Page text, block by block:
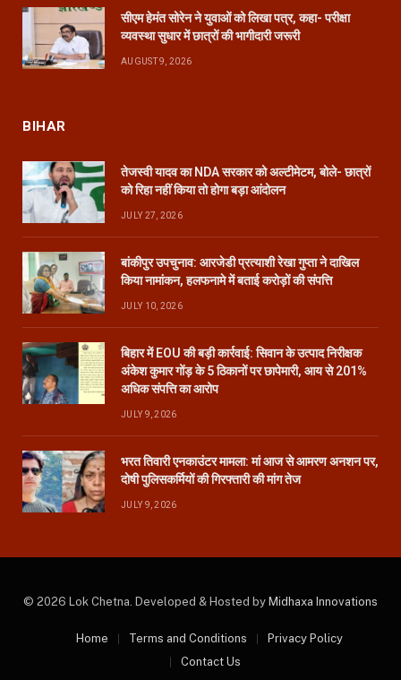
सीएम हेमंत सोरेन ने युवाओं को लिखा पत्र, कहा- परीक्षा
व्यवस्था सुधार में छात्रों की भागीदारी जरूरी
AUGUST 9, 2026
BIHAR
तेजस्वी यादव का NDA सरकार को अल्टीमेटम, बोले- छात्रों
को रिहा नहीं किया तो होगा बड़ा आंदोलन
JULY 27, 2026
बांकीपुर उपचुनाव: आरजेडी प्रत्याशी रेखा गुप्ता ने दाखिल
किया नामांकन, हलफनामे में बताई करोड़ों की संपत्ति
JULY 10, 2026
बिहार में EOU की बड़ी कार्रवाई: सिवान के उत्पाद निरीक्षक
अंकेश कुमार गोंड़ के 5 ठिकानों पर छापेमारी, आय से 201%
अधिक संपत्ति का आरोप
JULY 9, 2026
भरत तिवारी एनकाउंटर मामला: मां आज से आमरण अनशन पर,
दोषी पुलिसकर्मियों की गिरफ्तारी की मांग तेज
JULY 9, 2026
© 2026 Lok Chetna. Developed & Hosted by Midhaxa Innovations
Home Terms and Conditions
Privacy Policy
Contact Us